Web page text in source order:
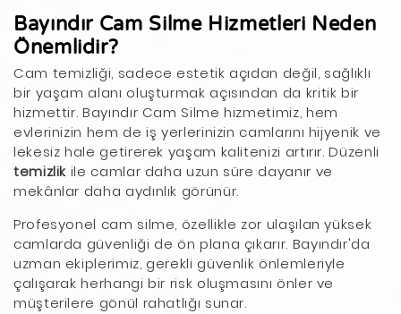
Bayındır Cam Silme Hizmetleri Neden
Önemlidir?
Cam temizliği, sadece estetik açıdan değil, sağlıklı
bir yaşam alanı oluşturmak açısından da kritik bir
hizmettir. Bayındır Cam Silme hizmetimiz, hem
evlerinizin hem de iş yerlerinizin camlarını hijyenik ve
lekesiz hale getirerek yaşam kalitenizi artırır. Düzenli
temizlik ile camlar daha uzun süre dayanır ve
mekânlar daha aydınlık görünür.
Profesyonel cam silme, özellikle zor ulaşılan yüksek
camlarda güvenliği de ön plana çıkarır. Bayındır'da
uzman ekiplerimiz, gerekli güvenlik önlemleriyle
çalışarak herhangi bir risk oluşmasını önler ve
müşterilere gönül rahatlığı sunar.